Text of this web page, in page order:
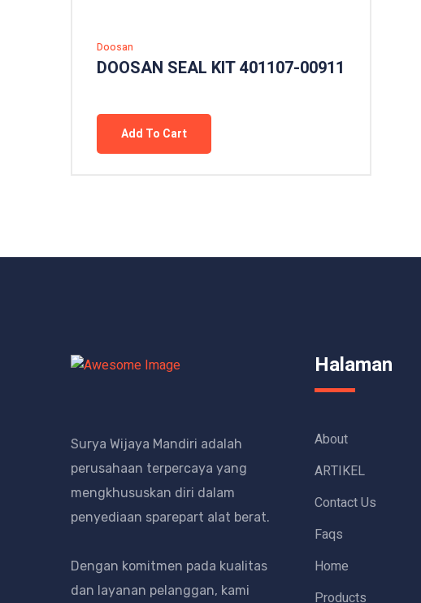
Doosan
DOOSAN SEAL KIT 401107-00911
Add To Cart
Surya Wijaya Mandiri adalah
perusahaan terpercaya yang
mengkhususkan diri dalam
penyediaan sparepart alat berat.
Dengan komitmen pada kualitas
dan layanan pelanggan, kami
Halaman
About
ARTIKEL
Contact Us
Faqs
Home
Products